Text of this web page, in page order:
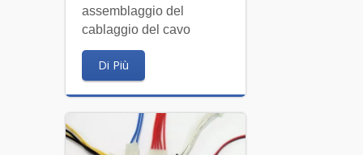
assemblaggio del
cablaggio del cavo
Di Più